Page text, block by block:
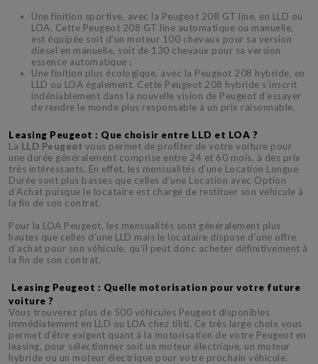
Une finition sportive, avec la Peugeot 208 GT line, en LLD ou
LOA. Cette Peugeot 208 GT line automatique ou manuelle,
est équipée soit d’un moteur 100 chevaux pour sa version
diesel en manuelle, soit de 130 chevaux pour sa version
essence automatique ;
Une finition plus écologique, avec la Peugeot 208 hybride, en
LLD ou LOA également. Cette Peugeot 208 hybride s’inscrit
indéniablement dans la nouvelle vision de Peugeot d’essayer
de rendre le monde plus responsable à un prix raisonnable.
Leasing Peugeot : Que choisir entre LLD et LOA ?
La LLD Peugeot vous permet de profiter de votre voiture pour
une durée généralement comprise entre 24 et 60 mois, à des prix
très intéressants. En effet, les mensualités d’une Location Longue
Durée sont plus basses que celles d’une Location avec Option
d’Achat puisque le locataire est chargé de restituer son véhicule à
la fin de son contrat.
Pour la LOA Peugeot, les mensualités sont généralement plus
hautes que celles d’une LLD mais le locataire dispose d’une offre
d’achat pour son véhicule, qu’il peut donc acheter définitivement à
la fin de son contrat.
Leasing Peugeot : Quelle motorisation pour votre future
voiture ?
Vous trouverez plus de 500 véhicules Peugeot disponibles
immédiatement en LLD ou LOA chez tiliti. Ce très large choix vous
permet d’être exigent quant à la motorisation de votre Peugeot en
leasing, pour sélectionner soit un moteur électrique, un moteur
hybride ou un moteur électrique pour votre prochain véhicule.